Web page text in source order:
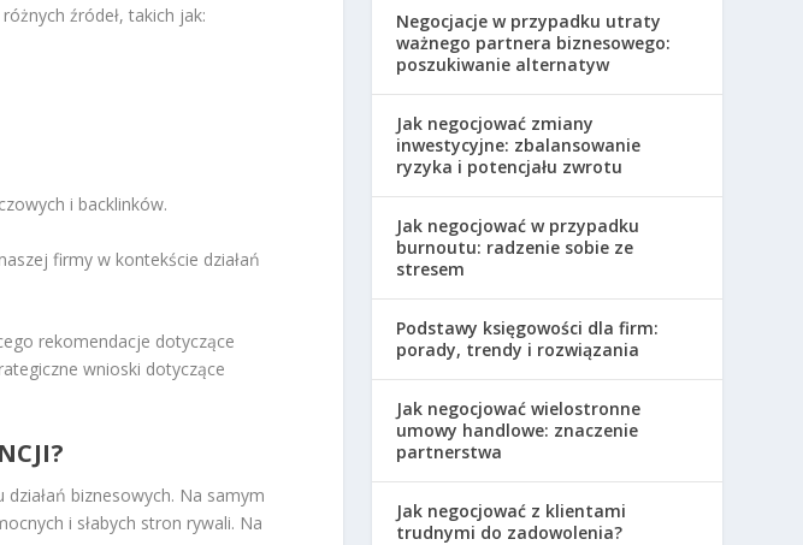
źródeł, takich jak:
i backlinków.
firmy w kontekście działań
rekomendacje dotyczące
wnioski dotyczące
biznesowych. Na samym
i słabych stron rywali. Na
Negocjacje w przypadku utraty
ważnego partnera biznesowego:
poszukiwanie alternatyw
Jak negocjować zmiany
inwestycyjne: zbalansowanie
ryzyka i potencjału zwrotu
Jak negocjować w przypadku
burnoutu: radzenie sobie ze
stresem
Podstawy księgowości dla firm:
porady, trendy i rozwiązania
Jak negocjować wielostronne
umowy handlowe: znaczenie
partnerstwa
Jak negocjować z klientami
trudnymi do zadowolenia?